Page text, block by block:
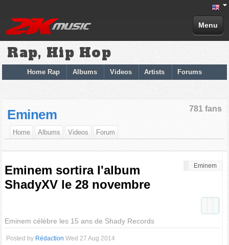
Menu
Rap, Hip Hop
Home Rap Albums Videos Artists Forums
781 fans
Eminem
Home Albums Videos Forum
Eminem
Eminem sortira l'album
ShadyXV le 28 novembre
Eminem célèbre les 15 ans de Shady Records
Posted by Rédaction Wed 27 Aug 2014